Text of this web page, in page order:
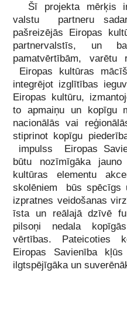
Šī projekta mērķis
valstu partneru
pašreizējās Eiropas
partnervalstīs, un
pamatvērtībām, varētu
Eiropas kultūras
integrējot izglītības
Eiropas kultūru,
to apmaiņu un kopīgu
nacionālās vai
stiprinot kopīgu
impulss Eiropas
būtu nozīmīgāka
kultūras elementu
skolēniem būs spēcīgs
izpratnes veidošanas
īsta un reālajā dzīvē
pilsoņi nedala
vērtības. Pateicoties
Eiropas Savienība
ilgtspējīgāka un